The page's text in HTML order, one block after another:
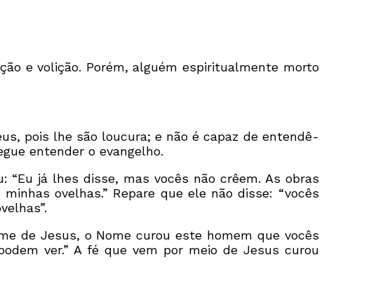
e volição. Porém, alguém espiritualmente morto
pois lhe são loucura; e não é capaz de entendê-
entender o evangelho.
“Eu já lhes disse, mas vocês não crêem. As obras
ovelhas.” Repare que ele não disse: “vocês
de Jesus, o Nome curou este homem que vocês
ver.” A fé que vem por meio de Jesus curou